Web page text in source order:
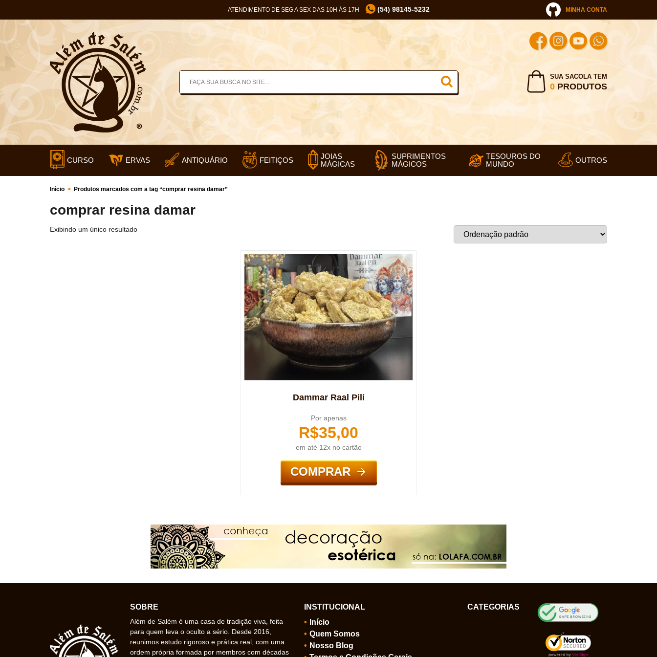
ATENDIMENTO DE SEG A SEX DAS 10H ÀS 17H (54) 98145-5232 MINHA CONTA
SUA SACOLA TEM
0PRODUTOS
CURSO ERVAS ANTIQUÁRIO FEITIÇOS
JOIAS
MÁGICAS
SUPRIMENTOS
MÁGICOS
TESOUROS DO
MUNDO
OUTROS
Início > Produtos marcados com a tag “comprar resina damar”
comprar resina damar
Exibindo um único resultado
Dammar Raal Pili
Por apenas
R$35,00
em até 12x no cartão
COMPRAR
SOBRE
Além de Salém é uma casa de tradição viva, feita
para quem leva o oculto a sério. Desde 2016,
reunimos estudo rigoroso e prática real, com uma
ordem própria formada por membros com décadas
INSTITUCIONAL
Início
Quem Somos
Nosso Blog
CATEGORIAS